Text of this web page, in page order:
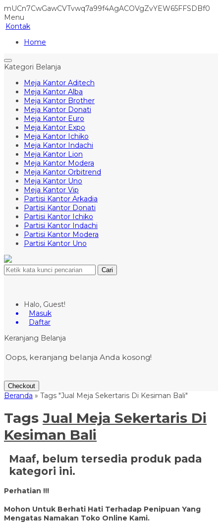
mUCn7CwGawCVTvwq7a99f4AgACOVgZvYEW65FFSDBf0
Menu
Kontak
Home
Kategori Belanja
Meja Kantor Aditech
Meja Kantor Alba
Meja Kantor Brother
Meja Kantor Donati
Meja Kantor Euro
Meja Kantor Expo
Meja Kantor Ichiko
Meja Kantor Indachi
Meja Kantor Lion
Meja Kantor Modera
Meja Kantor Orbitrend
Meja Kantor Uno
Meja Kantor Vip
Partisi Kantor Arkadia
Partisi Kantor Donati
Partisi Kantor Ichiko
Partisi Kantor Indachi
Partisi Kantor Modera
Partisi Kantor Uno
Cari
Halo, Guest!
Masuk
Daftar
Keranjang Belanja
Oops, keranjang belanja Anda kosong!
Checkout
Beranda » Tags "Jual Meja Sekertaris Di Kesiman Bali"
Tags Jual Meja Sekertaris Di
Kesiman Bali
Maaf, belum tersedia produk pada
kategori ini.
Perhatian !!!
Mohon Untuk Berhati Hati Terhadap Penipuan Yang
Mengatas Namakan Toko Online Kami.